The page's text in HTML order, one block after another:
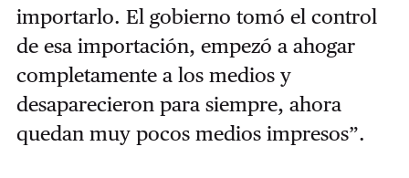
importarlo. El gobierno tomó el control
de esa importación, empezó a ahogar
completamente a los medios y
desaparecieron para siempre, ahora
quedan muy pocos medios impresos”.